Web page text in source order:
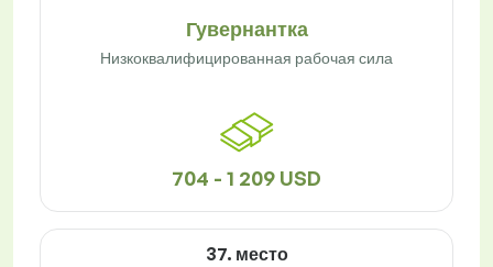
Гувернантка
Низкоквалифицированная рабочая сила
704 - 1 209 USD
37. место